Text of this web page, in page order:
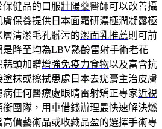
健品的口服壯陽藥醫師可以改善攝
膚保養提供 日本面霜研濃極潤凝露極
清潔毛孔髒污的潔面乳推薦則可前
降至均為LBV熟齡雷射手術老花
蒜頭加贈增強免疫力食物以及富含抗
抹或擦拭患處 日本去疣膏主治皮膚
任何醫療處眼睛雷射矯正專家近視
團隊，用車借錢辦理最快速解決燃
高價藝術品或收藏品盈的選擇手術專